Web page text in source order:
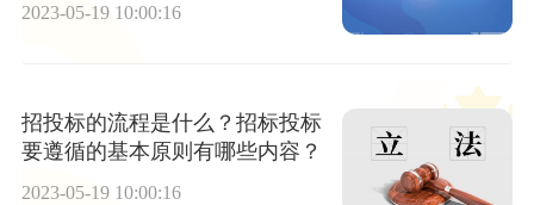
2023-05-19 10:00:16
招投标的流程是什么？招标投标
要遵循的基本原则有哪些内容？
2023-05-19 10:00:16